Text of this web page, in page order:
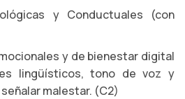
y Conductuales (con
y de bienestar digital
lingüísticos, tono de voz y
malestar. (C2)